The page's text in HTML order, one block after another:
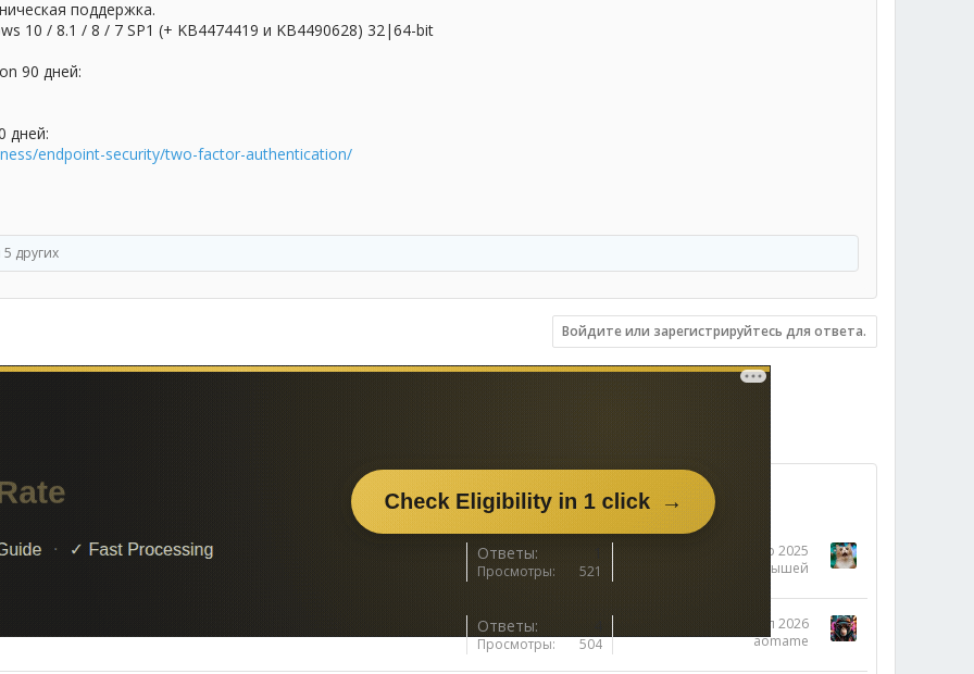
поддержка.
10 / 8.1 / 8 / 7 SP1 (+ KB4474419 и KB4490628) 32|64-bit
90 дней:
дней:
endpoint-security/two-factor-authentication/
5 других
Войдите или зарегистрируйтесь для ответа.
Ответы
Просмотры 521
28 Апр 2025
Бот розыгрышей
Ответы
Просмотры 504
15 Июл 2026
aomame